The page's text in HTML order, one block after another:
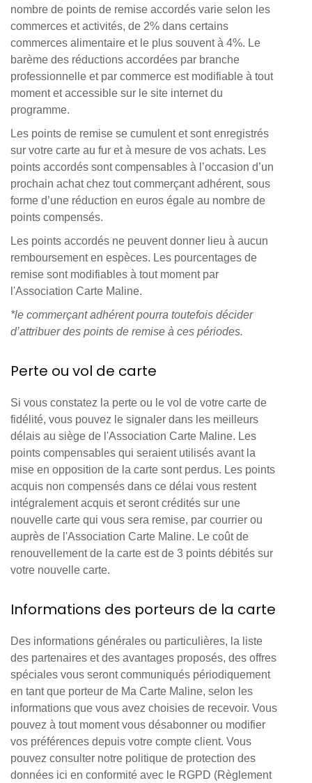
nombre de points de remise accordés varie selon les
commerces et activités, de 2% dans certains
commerces alimentaire et le plus souvent à 4%. Le
barème des réductions accordées par branche
professionnelle et par commerce est modifiable à tout
moment et accessible sur le site internet du
programme.
Les points de remise se cumulent et sont enregistrés
sur votre carte au fur et à mesure de vos achats. Les
points accordés sont compensables à l’occasion d’un
prochain achat chez tout commerçant adhérent, sous
forme d’une réduction en euros égale au nombre de
points compensés.
Les points accordés ne peuvent donner lieu à aucun
remboursement en espèces. Les pourcentages de
remise sont modifiables à tout moment par
l'Association Carte Maline.
*le commerçant adhérent pourra toutefois décider
d’attribuer des points de remise à ces périodes.
Perte ou vol de carte
Si vous constatez la perte ou le vol de votre carte de
fidélité, vous pouvez le signaler dans les meilleurs
délais au siège de l'Association Carte Maline. Les
points compensables qui seraient utilisés avant la
mise en opposition de la carte sont perdus. Les points
acquis non compensés dans ce délai vous restent
intégralement acquis et seront crédités sur une
nouvelle carte qui vous sera remise, par courrier ou
auprès de l'Association Carte Maline. Le coût de
renouvellement de la carte est de 3 points débités sur
votre nouvelle carte.
Informations des porteurs de la carte
Des informations générales ou particulières, la liste
des partenaires et des avantages proposés, des offres
spéciales vous seront communiqués périodiquement
en tant que porteur de Ma Carte Maline, selon les
informations que vous avez choisies de recevoir. Vous
pouvez à tout moment vous désabonner ou modifier
vos préférences depuis votre compte client. Vous
pouvez consulter notre politique de protection des
données ici en conformité avec le RGPD (Règlement